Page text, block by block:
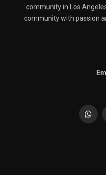
community in Los
community with passion
WhatsApp